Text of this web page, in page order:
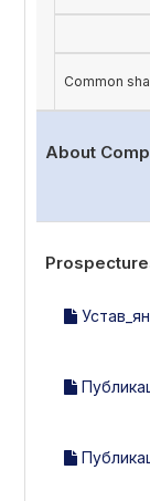
Common
About